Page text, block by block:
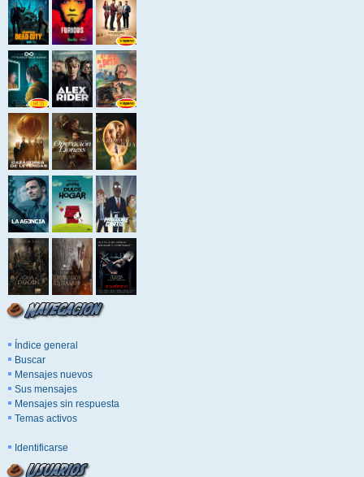
Índice general
Buscar
Mensajes nuevos
Sus mensajes
Mensajes sin respuesta
Temas activos
Identificarse